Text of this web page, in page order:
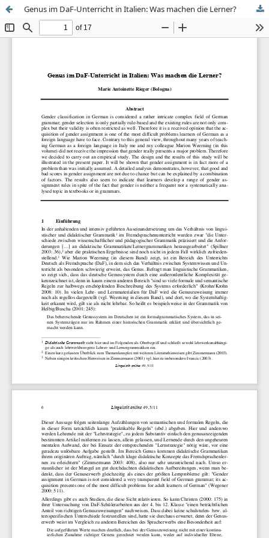
Genus im DaF-Unterricht in Italien: Was machen die Lerner?